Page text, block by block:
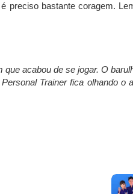
preciso bastante coragem.
acabou de se jogar. O
Trainer fica olhando o